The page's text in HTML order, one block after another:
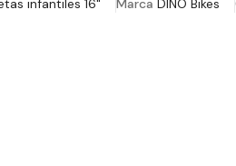
infantiles 16"
Marca DINO Bikes